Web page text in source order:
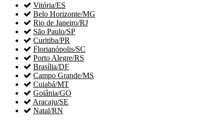
 Vitória/ES
 Belo Horizonte/MG
 Rio de Janeiro/RJ
 São Paulo/SP
 Curitiba/PR
 Florianópolis/SC
 Porto Alegre/RS
 Brasília/DF
 Campo Grande/MS
 Cuiabá/MT
 Goiânia/GO
 Aracaju/SE
 Natal/RN